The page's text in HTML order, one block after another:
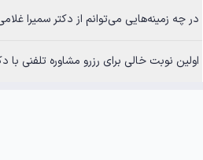
در چه زمینه‌هایی می‌توانم از دکتر سمیرا
اولین نوبت خالی برای رزرو مشاوره تلفنی